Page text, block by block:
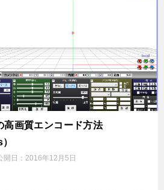
高画質エンコード方法
開日： 2016年12月5日